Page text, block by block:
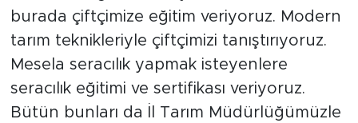
burada çiftçimize eğitim veriyoruz. Modern
tarım teknikleriyle çiftçimizi tanıştırıyoruz.
Mesela seracılık yapmak isteyenlere
seracılık eğitimi ve sertifikası veriyoruz.
Bütün bunları da İl Tarım Müdürlüğümüzle